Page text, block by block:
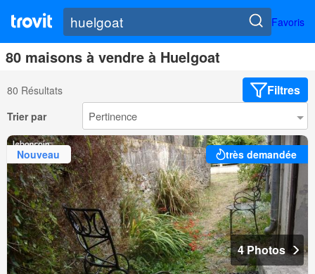
Favoris
80 maisons à vendre à Huelgoat
80 Résultats Filtres
Trier par
Nouveau très demandée
4 Photos